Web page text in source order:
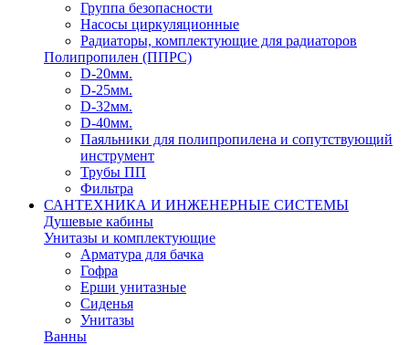
Группа безопасности
Насосы циркуляционные
Радиаторы, комплектующие для радиаторов
Полипропилен (ППРС)
D-20мм.
D-25мм.
D-32мм.
D-40мм.
Паяльники для полипропилена и сопутствующий
инструмент
Трубы ПП
Фильтра
САНТЕХНИКА И ИНЖЕНЕРНЫЕ СИСТЕМЫ
Душевые кабины
Унитазы и комплектующие
Арматура для бачка
Гофра
Ерши унитазные
Сиденья
Унитазы
Ванны